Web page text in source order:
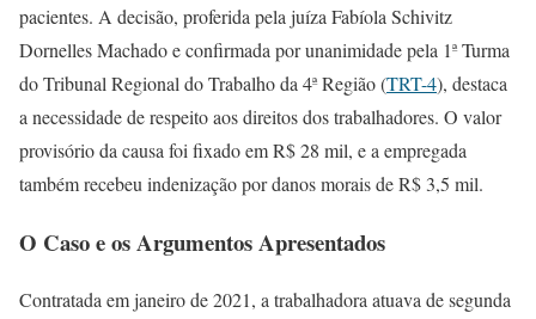
pacientes. A decisão, proferida pela juíza Fabíola Schivitz
Dornelles Machado e confirmada por unanimidade pela 1ª Turma
do Tribunal Regional do Trabalho da 4ª Região (TRT-4), destaca
a necessidade de respeito aos direitos dos trabalhadores. O valor
provisório da causa foi fixado em R$ 28 mil, e a empregada
também recebeu indenização por danos morais de R$ 3,5 mil.
O Caso e os Argumentos Apresentados
Contratada em janeiro de 2021, a trabalhadora atuava de segunda